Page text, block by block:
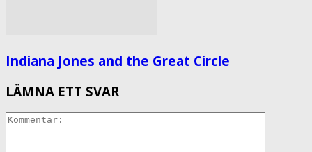
Indiana Jones and the Great Circle
LÄMNA ETT SVAR